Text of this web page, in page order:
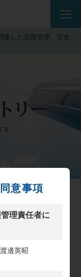
連した品質管理、安全
意事項
理責任者に
邊英昭
ントリー